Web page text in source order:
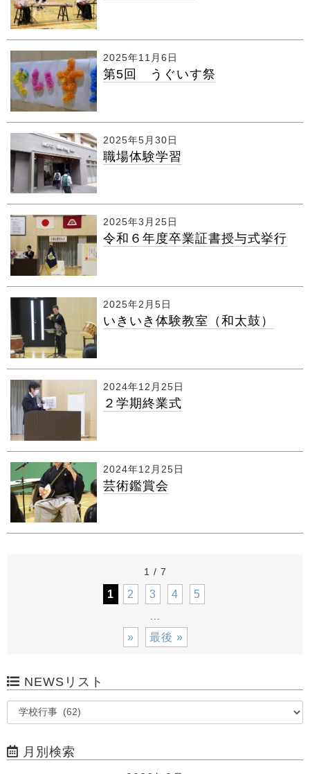
2025年11月6日
第5回 うぐいす祭
2025年5月30日
職場体験学習
2025年3月25日
令和６年度卒業証書授与式挙行
2025年2月5日
いきいき体験教室（和太鼓）
2024年12月25日
２学期終業式
2024年12月25日
芸術鑑賞会
1 / 7
1 2 3 4 5
...
» 最後 »
NEWSリスト
月別検索